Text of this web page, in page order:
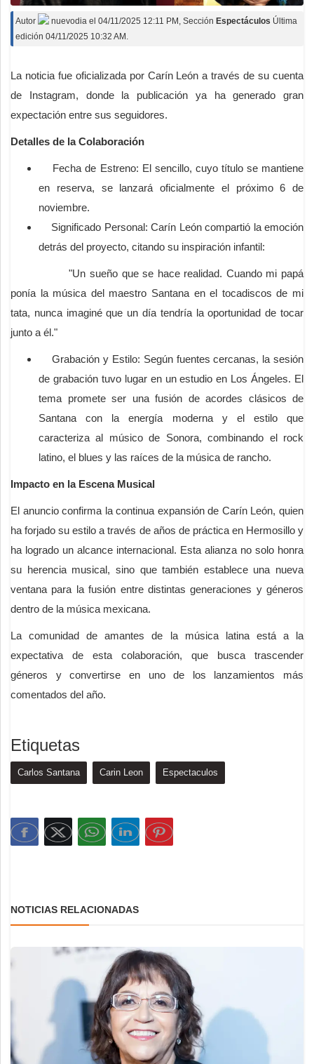
Autor nuevodia el 04/11/2025 12:11 PM , Sección Espectáculos Última
edición 04/11/2025 10:32 AM.
La noticia fue oficializada por Carín León a través de su cuenta
de Instagram, donde la publicación ya ha generado gran
expectación entre sus seguidores.
Detalles de la Colaboración
Fecha de Estreno: El sencillo, cuyo título se mantiene
en reserva, se lanzará oficialmente el próximo 6 de
noviembre.
Significado Personal: Carín León compartió la emoción
detrás del proyecto, citando su inspiración infantil:
"Un sueño que se hace realidad. Cuando mi papá
ponía la música del maestro Santana en el tocadiscos de mi
tata, nunca imaginé que un día tendría la oportunidad de tocar
junto a él."
Grabación y Estilo: Según fuentes cercanas, la sesión
de grabación tuvo lugar en un estudio en Los Ángeles. El
tema promete ser una fusión de acordes clásicos de
Santana con la energía moderna y el estilo que
caracteriza al músico de Sonora, combinando el rock
latino, el blues y las raíces de la música de rancho.
Impacto en la Escena Musical
El anuncio confirma la continua expansión de Carín León, quien
ha forjado su estilo a través de años de práctica en Hermosillo y
ha logrado un alcance internacional. Esta alianza no solo honra
su herencia musical, sino que también establece una nueva
ventana para la fusión entre distintas generaciones y géneros
dentro de la música mexicana.
La comunidad de amantes de la música latina está a la
expectativa de esta colaboración, que busca trascender
géneros y convertirse en uno de los lanzamientos más
comentados del año.
Etiquetas
Carlos Santana Carin Leon Espectaculos
NOTICIAS RELACIONADAS